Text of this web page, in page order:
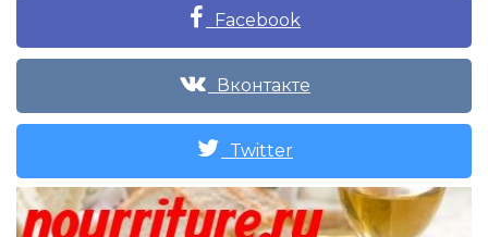
Facebook
Вконтакте
Twitter